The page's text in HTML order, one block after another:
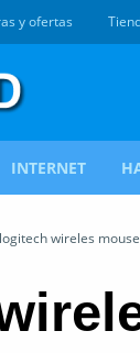
y ofertas
INTERNET
wireles